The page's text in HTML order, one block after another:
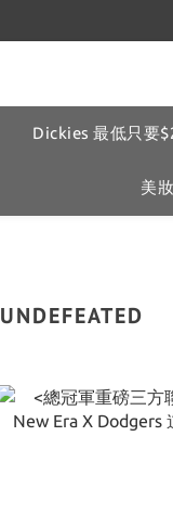
Dickies 最低只要
美
UNDEFEATED